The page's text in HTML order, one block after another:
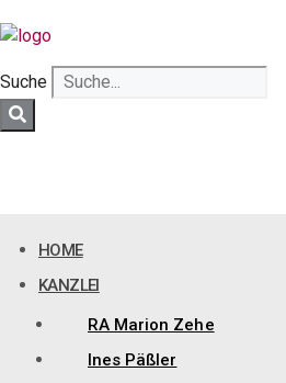
Inhalt
springen
Suche
HOME
KANZLEI
RA Marion Zehe
Ines Päßler